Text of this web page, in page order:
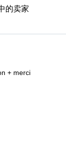
的卖家
+ merci